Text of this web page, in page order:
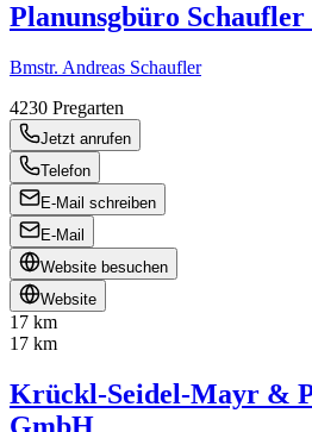
Planunsgbüro
Bmstr. Andreas Schaufler
4230 Pregarten
Jetzt anrufen
Telefon
E-Mail schreiben
E-Mail
Website besuchen
Website
17 km
17 km
Krückl-Seidel-Mayr &